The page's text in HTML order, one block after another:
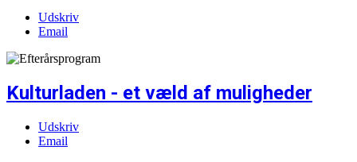
Udskriv
Email
Kulturladen - et væld af muligheder
Udskriv
Email